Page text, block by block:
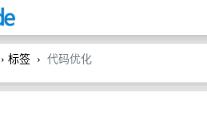
› 标签 › 代码优化